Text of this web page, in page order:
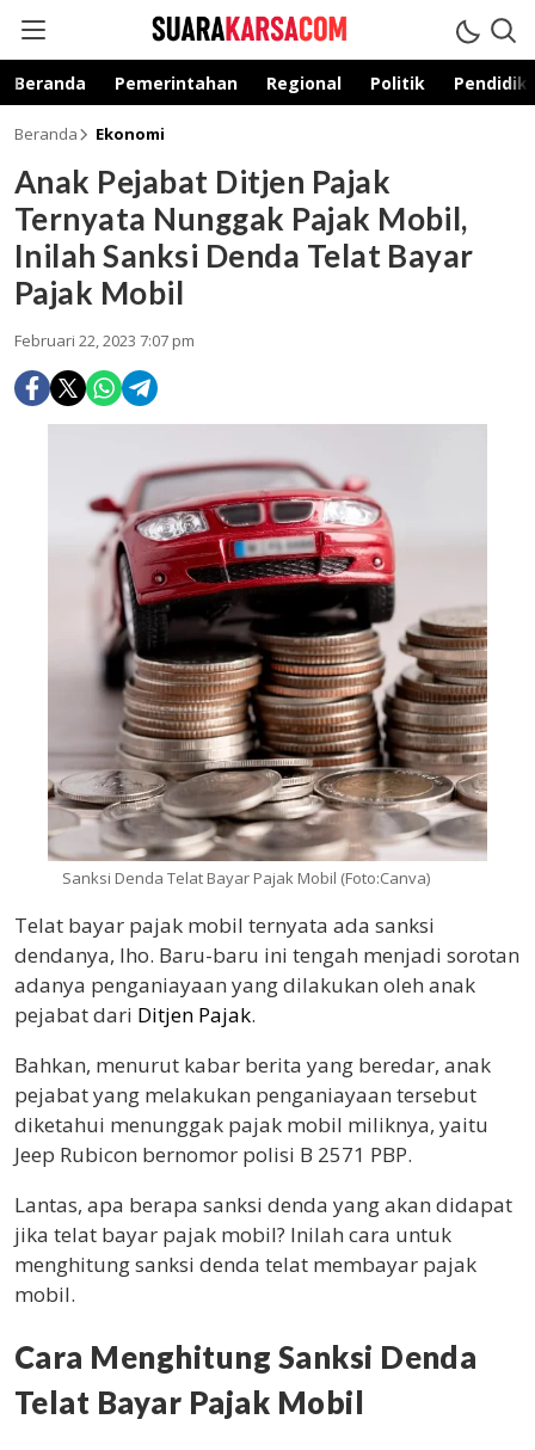
suarakarsa.com
Informasi terpercaya
Beranda Pemerintahan Regional Politik
Beranda Ekonomi
Anak Pejabat Ditjen Pajak
Ternyata Nunggak Pajak Mobil,
Inilah Sanksi Denda Telat Bayar
Pajak Mobil
Februari 22, 2023 7:07 pm
Sanksi Denda Telat Bayar Pajak Mobil (Foto:Canva)
Telat bayar pajak mobil ternyata ada sanksi
dendanya, lho. Baru-baru ini tengah menjadi sorotan
adanya penganiayaan yang dilakukan oleh anak
pejabat dari Ditjen Pajak.
Bahkan, menurut kabar berita yang beredar, anak
pejabat yang melakukan penganiayaan tersebut
diketahui menunggak pajak mobil miliknya, yaitu
Jeep Rubicon bernomor polisi B 2571 PBP.
Lantas, apa berapa sanksi denda yang akan didapat
jika telat bayar pajak mobil? Inilah cara untuk
menghitung sanksi denda telat membayar pajak
mobil.
Cara Menghitung Sanksi Denda
Telat Bayar Pajak Mobil